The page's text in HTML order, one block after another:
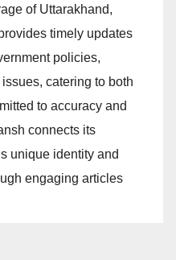
of Uttarakhand,
timely updates
policies,
catering to both
to accuracy and
connects its
unique identity and
engaging articles